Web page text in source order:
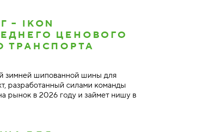
IKON
ЦЕНОВОГО
ТРАНСПОРТА
зимней шипованной шины для
разработанный силами команды
рынок в 2026 году и займет нишу в